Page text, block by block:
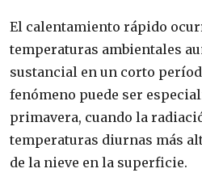
El calentamiento rápido
temperaturas ambientales
sustancial en un corto
fenómeno puede ser
primavera, cuando la
temperaturas diurnas más
de la nieve en la superficie.